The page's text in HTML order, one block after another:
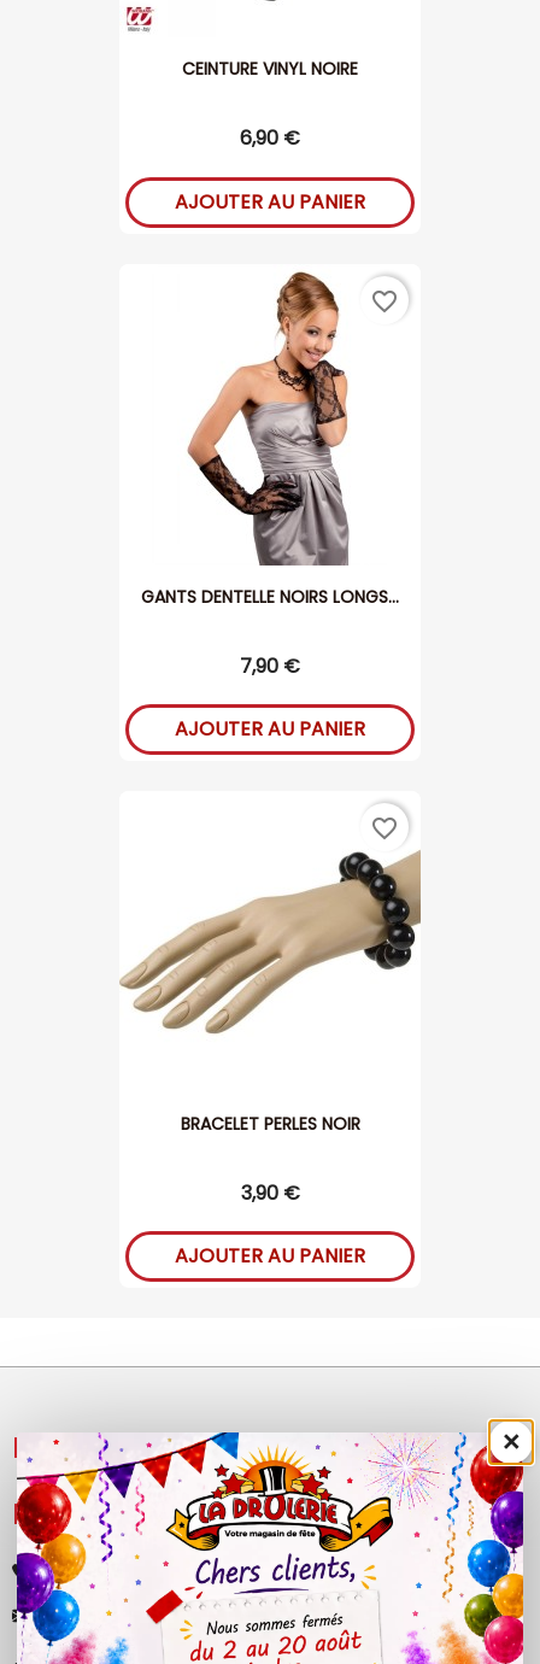
CEINTURE VINYL NOIRE
6,90 €
AJOUTER AU PANIER
GANTS DENTELLE NOIRS LONGS...
7,90 €
AJOUTER AU PANIER
favorite_border
BRACELET PERLES NOIR
3,90 €
AJOUTER AU PANIER
favorite_border
NOS PRODUITS 
LÉGAL 
+33 (0)4 50 40 81 00
contact@ladrolerie.fr
×